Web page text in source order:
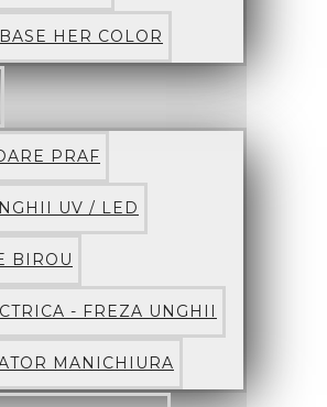
HER COLOR
PRAF
UV / LED
BIROU
- FREZA UNGHII
MANICHIURA